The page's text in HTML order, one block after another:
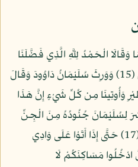
وَقَالَا الْحَمْدُ لِلَّهِ الَّذِي فَضَّلَنَا
عَلَى كَثِيرٍ مِّنْ عِبَادِهِ الْمُؤْمِنِينَ (15) وَوَرِثَ سُلَيْمَانُ دَاوُودَ وَقَالَ
وَأُوتِينَا مِن كُلِّ شَيْءٍ إِنَّ هَذَا
الْمُبِينُ (16) وَحُشِرَ لِسُلَيْمَانَ جُنُودُهُ مِنَ الْجِنِّ
وَالْإِنسِ وَالطَّيْرِ فَهُمْ يُوزَعُونَ (17) حَتَّى إِذَا أَتَوْا عَلَى وَادِي
ادْخُلُوا مَسَاكِنَكُمْ لَا